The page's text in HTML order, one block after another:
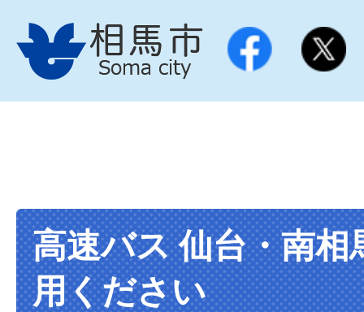
高速バス 仙台・南相
用ください